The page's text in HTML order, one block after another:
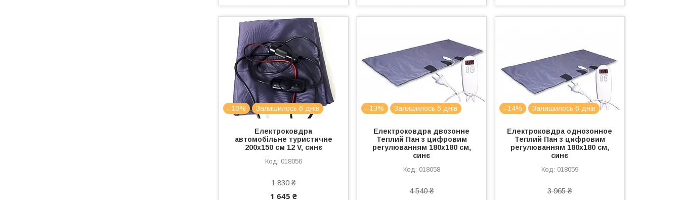
–10% Залишилось 6 днів
Електроковдра
автомобільне туристичне
200х150 см 12 V, синє
018056
1 830 ₴
1 645 ₴
–13% Залишилось 6 днів
Електроковдра двозонне
Теплий Пан з цифровим
регулюванням 180x180 см,
синє
018058
4 540 ₴
–14% Залишилось 6 днів
Електроковдра однозонное
Теплий Пан з цифровим
регулюванням 180x180 см,
синє
018059
3 965 ₴